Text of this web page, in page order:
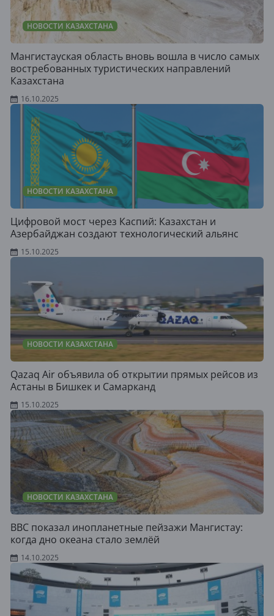
НОВОСТИ КАЗАХСТАНА
Мангистауская область вновь вошла в число самых
востребованных туристических направлений
Казахстана
16.10.2025
НОВОСТИ КАЗАХСТАНА
Цифровой мост через Каспий: Казахстан и
Азербайджан создают технологический альянс
15.10.2025
НОВОСТИ КАЗАХСТАНА
Qazaq Air объявила об открытии прямых рейсов из
Астаны в Бишкек и Самарканд
15.10.2025
НОВОСТИ КАЗАХСТАНА
BBC показал инопланетные пейзажи Мангистау:
когда дно океана стало землёй
14.10.2025